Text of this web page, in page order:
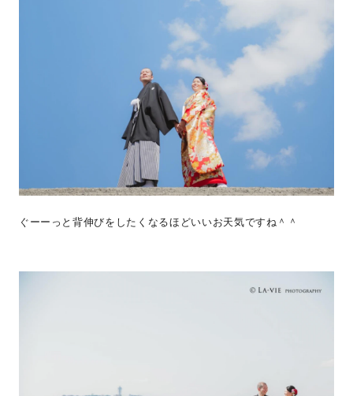
ぐーーっと背伸びをしたくなるほどいいお天気ですね＾＾